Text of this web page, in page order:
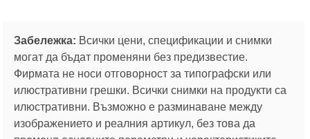
Забележка: Всички цени, спецификации и снимки
могат да бъдат променяни без предизвестие.
Фирмата не носи отговорност за типографски или
илюстративни грешки. Всички снимки на продукти са
илюстративни. Възможно е разминаване между
изображението и реалния артикул, без това да